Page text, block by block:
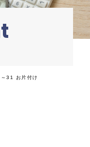
ース
31 お片付け